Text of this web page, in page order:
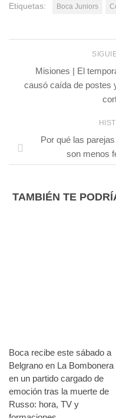
Etiquetas: Boca Juniors
Misiones | El
causó caída de postes
Por qué las
son menos
TAMBIÉN TE
Boca recibe este sábado a
Belgrano en La Bombonera
en un partido cargado de
emoción tras la muerte de
Russo: hora, TV y